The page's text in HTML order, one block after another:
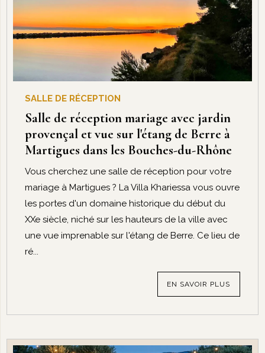
SALLE DE RÉCEPTION
Salle de réception mariage avec jardin
provençal et vue sur l'étang de Berre à
Martigues dans les Bouches-du-Rhône
Vous cherchez une salle de réception pour votre
mariage à Martigues ? La Villa Khariessa vous ouvre
les portes d'un domaine historique du début du
XXe siècle, niché sur les hauteurs de la ville avec
une vue imprenable sur l'étang de Berre. Ce lieu de
ré...
EN SAVOIR PLUS